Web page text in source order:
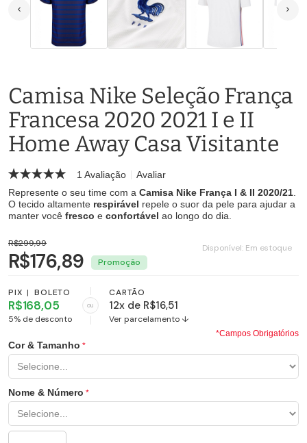
Camisa Nike Seleção França
Francesa 2020 2021 I e II
Home Away Casa Visitante
1 Avaliação
Avaliar
Represente o seu time com a Camisa Nike França I & II 2020/21
O tecido altamente respirável repele o suor da pele para ajudar a
manter você fresco e confortável ao longo do dia.
Disponível: Em estoque
R$299,99
R$176,89
PIX | BOLETO
R$168,05
5% de desconto
ou
CARTÃO
12x de R$16,51
Ver parcelamento ↓
Cor & Tamanho
Nome & Número
*Campos Obrigatórios